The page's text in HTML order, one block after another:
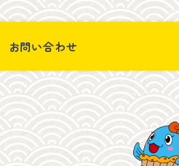
お問い合わせ